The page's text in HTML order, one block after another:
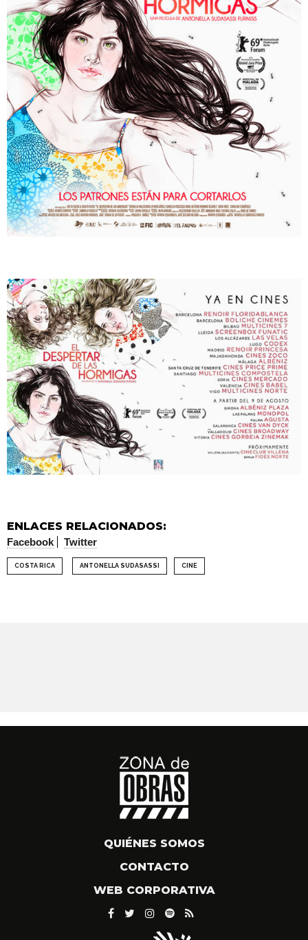
ENLACES RELACIONADOS:
Facebook Twitter
COSTA RICA ANTONELLA SUDASASSI CINE
QUIÉNES SOMOS
CONTACTO
WEB CORPORATIVA